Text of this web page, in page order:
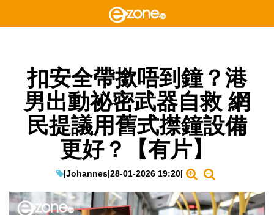
扣安全帶撳唔到鐘？港
男出動祕密武器自救 網
民提議用舊式㩒鐘設備
更好？【有片】
|Johannes|28-01-2026 19:20|